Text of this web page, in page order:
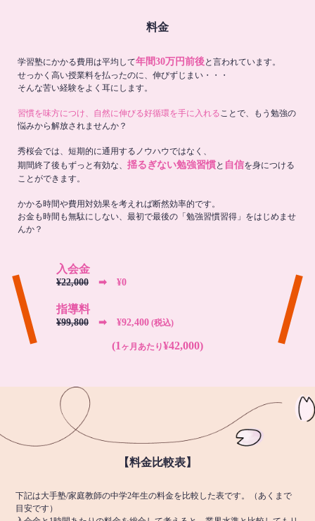
料金
学習塾にかかる費用は平均して年間30万円前後と言われています。
せっかく高い授業料を払ったのに、伸びずじまい・・・
そんな苦い経験をよく耳にします。
習慣を味方につけ、自然に伸びる好循環を手に入れる ことで、もう勉強の
悩みから解放されませんか？
秀桜会では、短期的に通用するノウハウではなく、
期間終了後もずっと有効な、 揺るぎない勉強習慣と 自信を身につける
ことができます。
かかる時間や費用対効果を考えれば断然効率的です。
お金も時間も無駄にしない、最初で最後の「勉強習慣習得」をはじめませ
んか？
入会金
¥22,000 ➡︎ ¥0
指導料
¥99,800 ➡︎ ¥92,400 (税込)
(1 ヶ月あたり¥42,000)
【料金比較表】
下記は大手塾/家庭教師の中学2年生の料金を比較した表です。（あくまで
目安です）